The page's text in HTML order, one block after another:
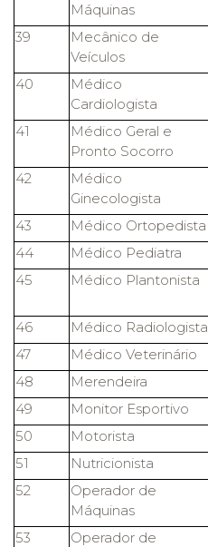
Máquinas
39
Mecânico de
Veículos
40
Médico
Cardiologista
41
Médico Geral e
Pronto Socorro
42
Médico
Ginecologista
43 Médico Ortopedista
44
Médico Pediatra
45
Médico Plantonista
46 Médico Radiologista
47
Médico Veterinário
48
Merendeira
49
Monitor Esportivo
50
Motorista
51
Nutricionista
52
Operador de
Máquinas
53
Operador de